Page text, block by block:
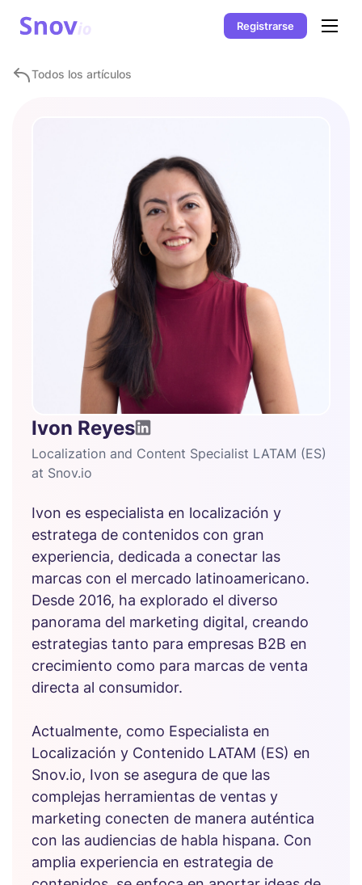
Registrarse
Todos los artículos
Ivon Reyes
Localization and Content Specialist LATAM (ES)
at Snov.io
Ivon es especialista en localización y
estratega de contenidos con gran
experiencia, dedicada a conectar las
marcas con el mercado latinoamericano.
Desde 2016, ha explorado el diverso
panorama del marketing digital, creando
estrategias tanto para empresas B2B en
crecimiento como para marcas de venta
directa al consumidor.
Actualmente, como Especialista en
Localización y Contenido LATAM (ES) en
Snov.io, Ivon se asegura de que las
complejas herramientas de ventas y
marketing conecten de manera auténtica
con las audiencias de habla hispana. Con
amplia experiencia en estrategia de